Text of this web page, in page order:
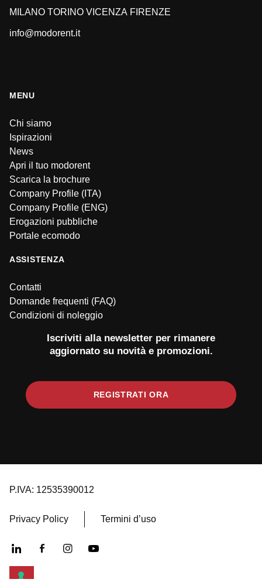
MILANO TORINO VICENZA FIRENZE
info@modorent.it
MENU
Chi siamo
Ispirazioni
News
Apri il tuo modorent
Scarica la brochure
Company Profile (ITA)
Company Profile (ENG)
Erogazioni pubbliche
Portale ecomodo
ASSISTENZA
Contatti
Domande frequenti (FAQ)
Condizioni di noleggio
Iscriviti alla newsletter per rimanere
aggiornato su novità e promozioni.
REGISTRATI ORA
P.IVA: 12535390012
Privacy Policy Termini d’uso